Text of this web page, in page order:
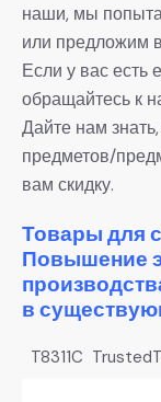
наши, мы
или предложим
Если у вас есть
обращайтесь к
Дайте нам
предметов/
вам скидку.
Товары для
Повышение
в
T8311C